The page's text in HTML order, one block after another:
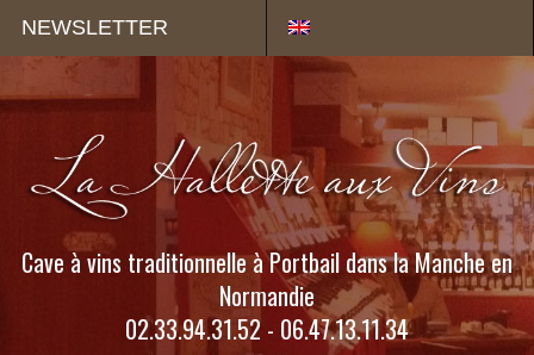
NEWSLETTER
Cave à vins traditionnelle à Portbail dans la Manche en
Normandie
02.33.94.31.52 - 06.47.13.11.34
Panneau de gestion des cookies